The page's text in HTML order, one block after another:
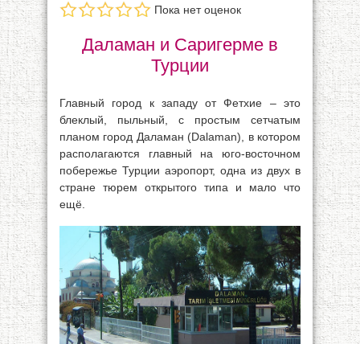
Пока нет оценок
Даламан и Саригерме в
Турции
Главный город к западу от Фетхие – это
блеклый, пыльный, с простым сетчатым
планом город Даламан (Dalaman), в котором
располагаются главный на юго-восточном
побережье Турции аэропорт, одна из двух в
стране тюрем открытого типа и мало что
ещё.